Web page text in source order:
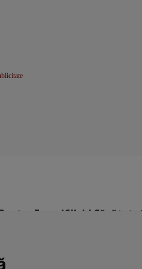
FemeiClick! Sănătate